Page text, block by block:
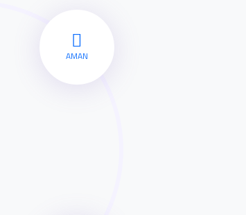
AMAN